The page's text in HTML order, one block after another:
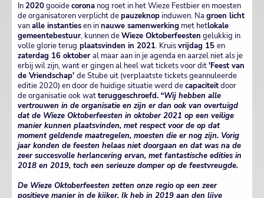
In2020gooidecorona nog roet in het Wieze Festbier en moesten
de organisatoren verplicht depauzeknopinduwen. Na groen licht
vanalle instantiesen innauwe samenwerking met hetlokale
gemeentebestuur, kunnen deWieze Oktoberfeesten gelukkig in
volle glorie terug plaatsvinden in 2021. Kruisvrijdag 15 en
zaterdag 16 oktober al maar aan in je agenda en aarzel niet als je
erbij wil zijn, want er gingen al heel wat tickets voor dit'Feest van
de Vriendschap' de Stube uit (verplaatste tickets geannuleerde
editie 2020) en door de huidige situatie werd decapaciteitdoor
de organisatie ook watteruggeschroefd. “Wij hebben alle
vertrouwen in de organisatie en zijn er dan ook van overtuigd
dat de Wieze Oktoberfeesten in oktober 2021 op een veilige
manier kunnen plaatsvinden, met respect voor de op dat
moment geldende maatregelen, moesten die er nog zijn. Vorig
jaar konden de feesten helaas niet doorgaan en dat was na de
zeer succesvolle herlancering ervan, met fantastische edities in
2018 en 2019, toch een serieuze domper op de feestvreugde.
De Wieze Oktoberfeesten zetten onze regio op een zeer
positieve manier in de kijker. Ik heb in 2019 aan den lijve